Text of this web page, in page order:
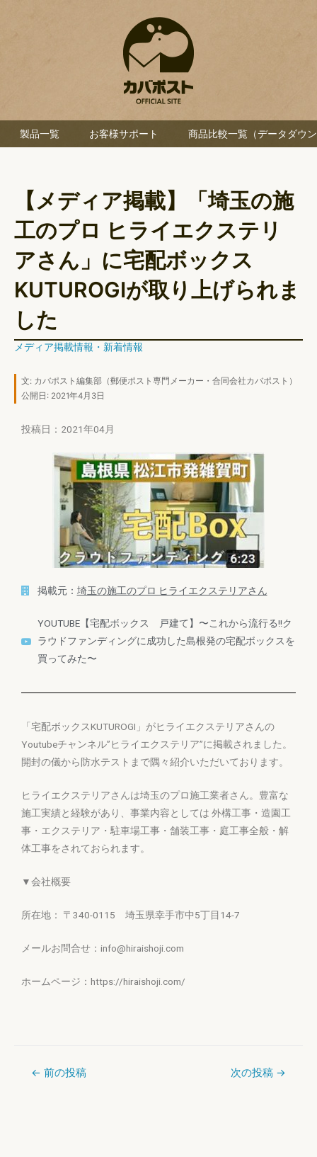
製品一覧 お客様サポート 商品比較一覧（データダウ
【メディア掲載】「埼玉の施
工のプロ ヒライエクステリ
アさん」に宅配ボックス
KUTUROGIが取り上げられま
した
メディア掲載情報 ・ 新着情報
文: カバポスト編集部（郵便ポスト専門メーカー・合同会社カバポスト）
公開日: 2021年4月3日
投稿日：2021年04月
掲載元： 埼玉の施工のプロ ヒライエクステリアさん
YOUTUBE【宅配ボックス 戸建て】〜これから流行る!!ク
ラウドファンディングに成功した島根発の宅配ボックスを
買ってみた〜
「宅配ボックスKUTUROGI」がヒライエクステリアさんの
Youtubeチャンネル”ヒライエクステリア”に掲載されました。
開封の儀から防水テストまで隅々紹介いただいております。
ヒライエクステリアさんは埼玉のプロ施工業者さん。豊富な
施工実績と経験があり、事業内容としては 外構工事・造園工
事・エクステリア・駐車場工事・舗装工事・庭工事全般・解
体工事をされておられます。
▼会社概要
所在地： 〒340-0115 埼玉県幸手市中5丁目14-7
メールお問合せ：info@hiraishoji.com
ホームページ：https://hiraishoji.com/
← 前の投稿 次の投稿 →